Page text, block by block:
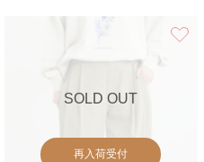
SOLD OUT
再入荷受付